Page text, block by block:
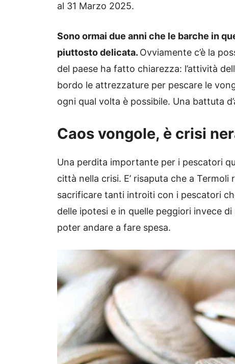
al 31 Marzo 2025.
Sono ormai due anni che le barche in
piuttosto delicata. Ovviamente c’è la
del paese ha fatto chiarezza: l’attività
bordo le attrezzature per pescare le
ogni qual volta è possibile. Una battuta
Caos vongole, è crisi
Una perdita importante per i pescatori
città nella crisi. E’ risaputa che a
sacrificare tanti introiti con i pescatori
delle ipotesi e in quelle peggiori invece
poter andare a fare spesa.